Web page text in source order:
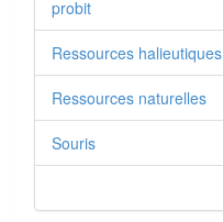
probit
Ressources halieutiques
Ressources naturelles
Souris